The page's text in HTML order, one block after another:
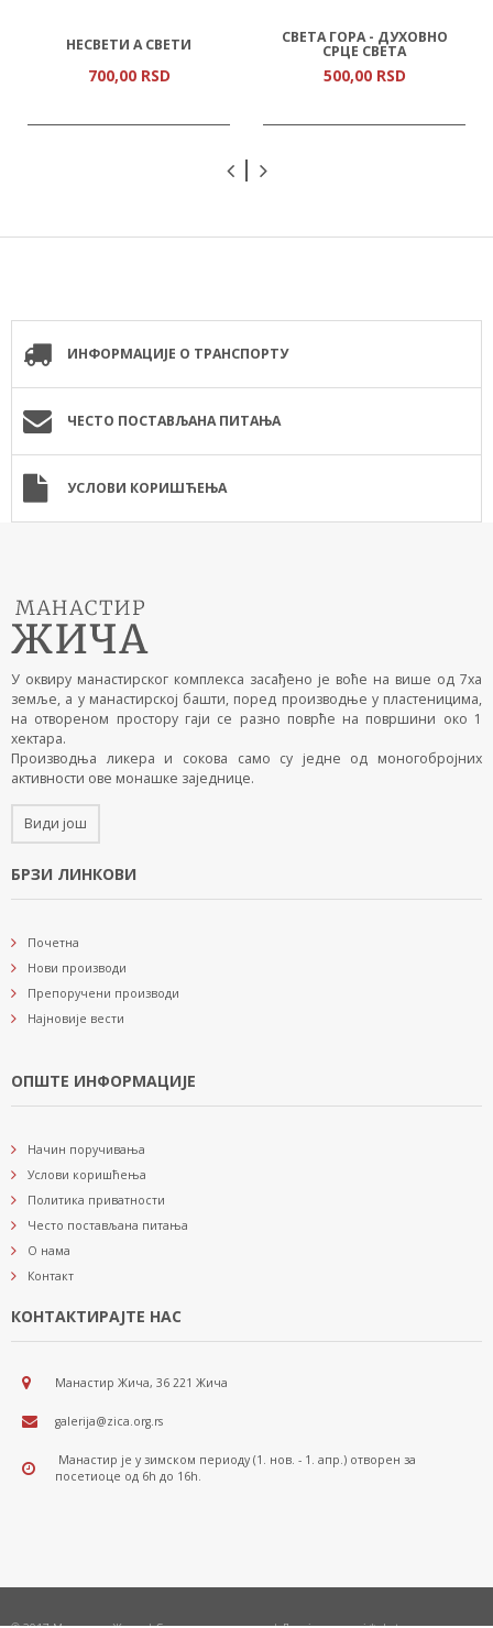
НЕСВЕТИ А СВЕТИ
700,00 RSD
СВЕТА ГОРА - ДУХОВНО
СРЦЕ СВЕТА
500,00 RSD
ИНФОРМАЦИЈЕ О ТРАНСПОРТУ
ЧЕСТО ПОСТАВЉАНА ПИТАЊА
УСЛОВИ КОРИШЋЕЊА
У оквиру манастирског комплекса засађено је воће на више од 7ха
земље, а у манастирској башти, поред производње у пластеницима,
на отвореном простору гаји се разно поврће на површини око 1
хектара.
Производња ликера и сокова само су једне од моногобројних
активности ове монашке заједнице.
Види још
БРЗИ ЛИНКОВИ
Почетна
Нови производи
Препоручени производи
Најновије вести
ОПШТЕ ИНФОРМАЦИЈЕ
Начин поручивања
Услови коришћења
Политика приватности
Често постављана питања
О нама
Контакт
КОНТАКТИРАЈТЕ НАС
Манастир Жича, 36 221 Жича
galerija@zica.org.rs
Манастир је у зимском периоду (1. нов. - 1. апр.) отворен за
посетиоце од 6h до 16h.